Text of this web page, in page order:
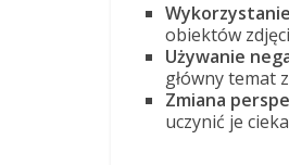
obiektów
Używanie
główny temat
Zmiana
uczynić je